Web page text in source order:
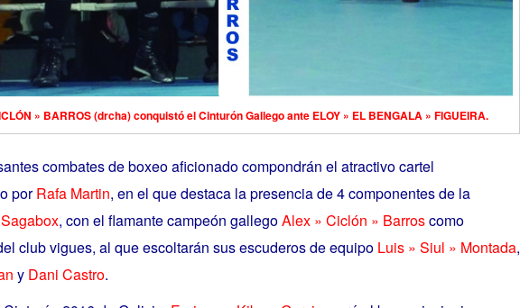
» BARROS (drcha) conquistó el Cinturón Gallego ante ELOY » EL BENGALA » FIGUEIRA.
combates de boxeo aficionado compondrán el atractivo cartel
porRafa Martin, en el que destaca la presencia de 4 componentes de la
Sagabox, con el flamante campeón gallegoAlex » Ciclón » Barroscomo
club vigues, al que escoltarán sus escuderos de equipo Luis » Siul » Montada,
y Dani Castro.